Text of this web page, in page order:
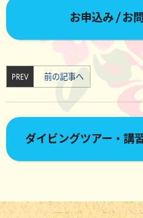
お申込み / お
PREV 前の記事へ
ダイビングツアー・講